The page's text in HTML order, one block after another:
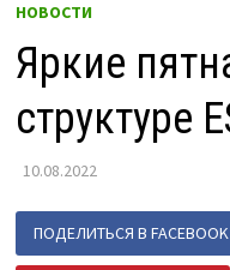
НОВОСТИ
Яркие
структуре
10.08.2022
ПОДЕЛИТЬСЯ В FACEBOOK